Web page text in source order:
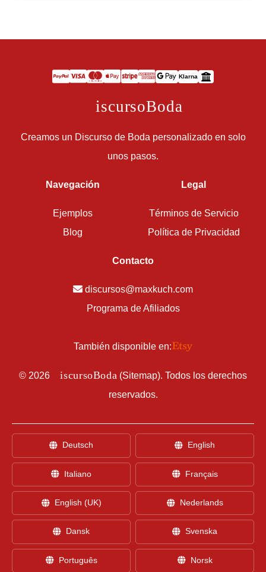
Klarna
iscursoBoda
Creamos un Discurso de Boda personalizado en solo
unos pasos.
Navegación
Ejemplos
Blog
Legal
Términos de Servicio
Política de Privacidad
Contacto
discursos@maxkuch.com
Programa de Afiliados
También disponible en:
© 2026 DiscursoBoda (Sitemap). Todos los derechos
reservados.
Deutsch English
Italiano Français
English (UK) Nederlands
Dansk Svenska
Português Norsk